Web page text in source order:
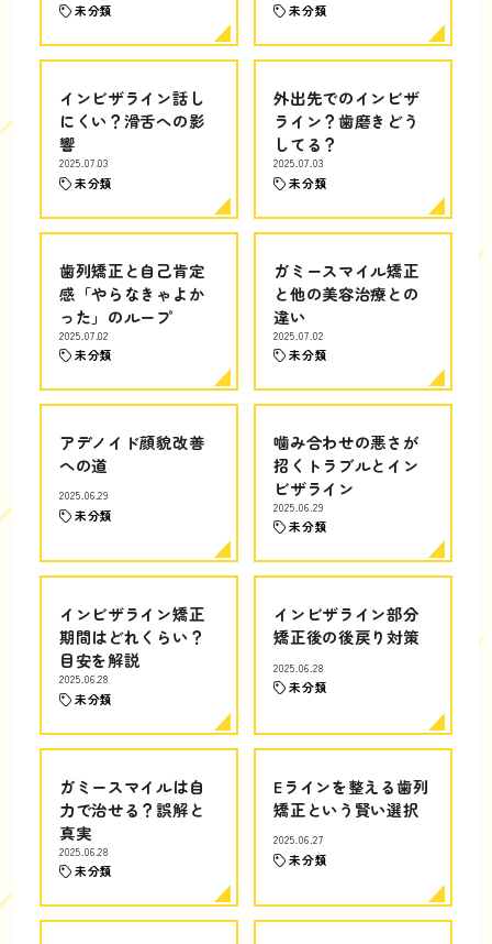
未分類 未分類
インビザライン話し
にくい？滑舌への影
響
2025.07.03
未分類
外出先でのインビザ
ライン？歯磨きどう
してる？
2025.07.03
未分類
歯列矯正と自己肯定
感「やらなきゃよか
った」のループ
2025.07.02
未分類
ガミースマイル矯正
と他の美容治療との
違い
2025.07.02
未分類
アデノイド顔貌改善
への道
2025.06.29
未分類
噛み合わせの悪さが
招くトラブルとイン
ビザライン
2025.06.29
未分類
インビザライン矯正
期間はどれくらい？
目安を解説
2025.06.28
未分類
インビザライン部分
矯正後の後戻り対策
2025.06.28
未分類
ガミースマイルは自
力で治せる？誤解と
真実
2025.06.28
未分類
Eラインを整える歯列
矯正という賢い選択
2025.06.27
未分類